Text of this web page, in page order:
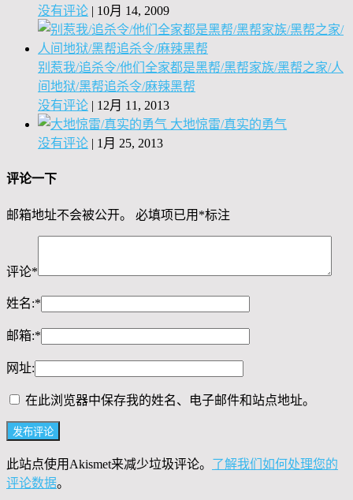
没有评论 | 10月 14, 2009
别惹我/追杀令/他们全家都是黑帮/黑帮家族/黑帮之家/人
间地狱/黑帮追杀令/麻辣黑帮
没有评论 | 12月 11, 2013
大地惊雷/真实的勇气
没有评论 | 1月 25, 2013
评论一下
邮箱地址不会被公开。 必填项已用 *标注
评论*
姓名:*
邮箱:*
网址:
在此浏览器中保存我的姓名、电子邮件和站点地址。
此站点使用Akismet来减少垃圾评论。 了解我们如何处理您的
评论数据。